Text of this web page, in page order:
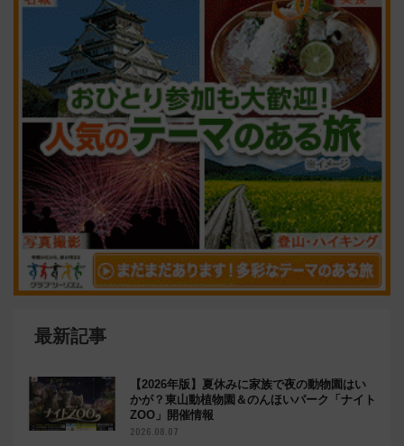
最新記事
【2026年版】夏休みに家族で夜の動物園はい
かが？東山動植物園＆のんほいパーク「ナイト
ZOO」開催情報
2026.08.07